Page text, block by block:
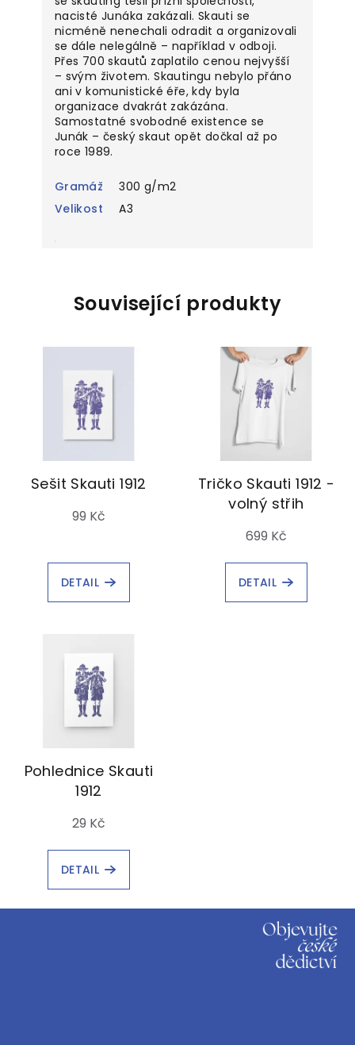
nacisté Junáka zakázali. Skauti se
nicméně nenechali odradit a organizovali
se dále nelegálně – například v odboji.
Přes 700 skautů zaplatilo cenou nejvyšší
– svým životem. Skautingu nebylo přáno
ani v komunistické éře, kdy byla
organizace dvakrát zakázána.
Samostatné svobodné existence se
Junák – český skaut opět dočkal až po
roce 1989.
Gramáž
300 g/m2
Velikost
A3
Související produkty
Sešit Skauti 1912
99 Kč
DETAIL
Tričko Skauti 1912 -
volný střih
699 Kč
DETAIL
Pohlednice Skauti
1912
29 Kč
DETAIL